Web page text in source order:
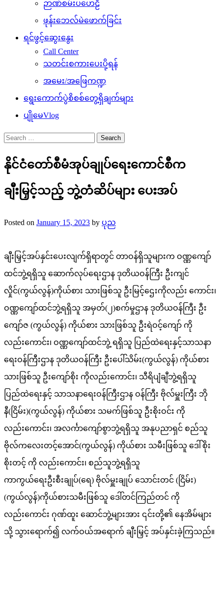
ဉာဏ်စမ်းပဟေဠိ
ဖုန်းဘေလ်မဲဖောက်ခြင်း
ရင်ဖွင့်ဆွေးနွေး
Call Center
သတင်းစကားပေးပို့ရန်
အမေး/အဖြေကဏ္ဍ
ရွေးကောက်ပွဲစိစစ်တွေ့ရှိချက်များ
ပျိုမေVlog
Search
for:
နိုင်ငံတော်စီမံအုပ်ချုပ်ရေးကောင်စီက
ချီးမြှင့်သည့် ဘွဲ့တံဆိပ်များ ပေးအပ်
Posted on January 15, 2023 by ပုည
ချီးမြှင့်အပ်နှင်းပေးလျက်ရှိရာတွင် တာဝန်ရှိသူများက ဝဏ္ဏကျော်
ထင်ဘွဲ့ရရှိသူ ဆောက်လုပ်ရေးဌာန ဒုတိယဝန်ကြီး ဦးကျင်
လှိုင်(ကွယ်လွန်)ကိုယ်စား သားဖြစ်သူ ဦးမြင့်ဌေးကိုလည်း ကောင်း၊
ဝဏ္ဏကျော်ထင်ဘွဲ့ရရှိသူ အမှတ်(၂)စက်မှုဌာန ဒုတိယဝန်ကြီး ဦး
ကျော်ဇ (ကွယ်လွန်) ကိုယ်စား သားဖြစ်သူ ဦးရဲဝင့်ကျော် ကို
လည်းကောင်း၊ ဝဏ္ဏကျော်ထင်ဘွဲ့ ရရှိသူ ပြည်ထဲရေးနှင့်သာသနာ
ရေးဝန်ကြီးဌာန ဒုတိယဝန်ကြီး ဦးပေါ်သိမ်း(ကွယ်လွန်) ကိုယ်စား
သားဖြစ်သူ ဦးကျော်စိုး ကိုလည်းကောင်း၊ သီရိပျံချီဘွဲ့ရရှိသူ
ပြည်ထဲရေးနှင့် သာသနာရေးဝန်ကြီးဌာန ဝန်ကြီး ဗိုလ်မှူးကြီး ဘို
နီ(ငြိမ်း)(ကွယ်လွန်) ကိုယ်စား သမက်ဖြစ်သူ ဦးစိုးဝင်း ကို
လည်းကောင်း၊ အလင်္ကာကျော်စွာဘွဲ့ရရှိသူ အနုပညာရှင် စည်သူ
ဗိုလ်ကလေးတင့်အောင်(ကွယ်လွန်) ကိုယ်စား သမီးဖြစ်သူ ဒေါ်စိုး
စိုးတင့် ကို လည်းကောင်း၊ စည်သူဘွဲ့ရရှိသူ
ကာကွယ်ရေးဦးစီးချုပ်(ရေ) ဗိုလ်မှူးချုပ် သောင်းတင် (ငြိမ်း)
(ကွယ်လွန်)ကိုယ်စားသမီးဖြစ်သူ ဒေါ်တင်ကြည်တင် ကို
လည်းကောင်း ဂုဏ်ထူး ဆောင်ဘွဲ့များအား ၎င်းတို့၏ နေအိမ်များ
သို့ သွားရောက်၍ လက်ဝယ်အရောက် ချီးမြှင့် အပ်နှင်းခဲ့ကြသည်။